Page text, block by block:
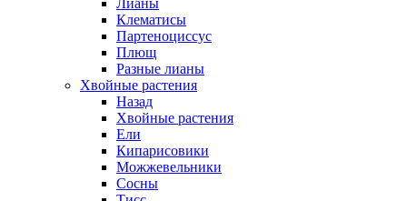
Лианы
Клематисы
Партеноциссус
Плющ
Разные лианы
Хвойные растения
Назад
Хвойные растения
Ели
Кипарисовики
Можжевельники
Сосны